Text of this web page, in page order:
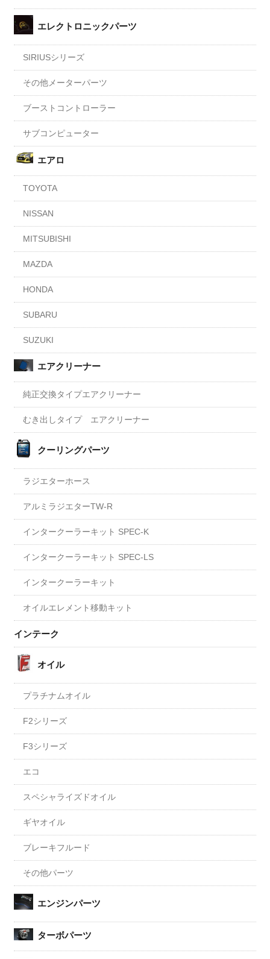
エレクトロニックパーツ
SIRIUSシリーズ
その他メーターパーツ
ブーストコントローラー
サブコンピューター
エアロ
TOYOTA
NISSAN
MITSUBISHI
MAZDA
HONDA
SUBARU
SUZUKI
エアクリーナー
純正交換タイプエアクリーナー
むき出しタイプ エアクリーナー
クーリングパーツ
ラジエターホース
アルミラジエターTW-R
インタークーラーキット SPEC-K
インタークーラーキット SPEC-LS
インタークーラーキット
オイルエレメント移動キット
インテーク
オイル
プラチナムオイル
F2シリーズ
F3シリーズ
エコ
スペシャライズドオイル
ギヤオイル
ブレーキフルード
その他パーツ
エンジンパーツ
ターボパーツ